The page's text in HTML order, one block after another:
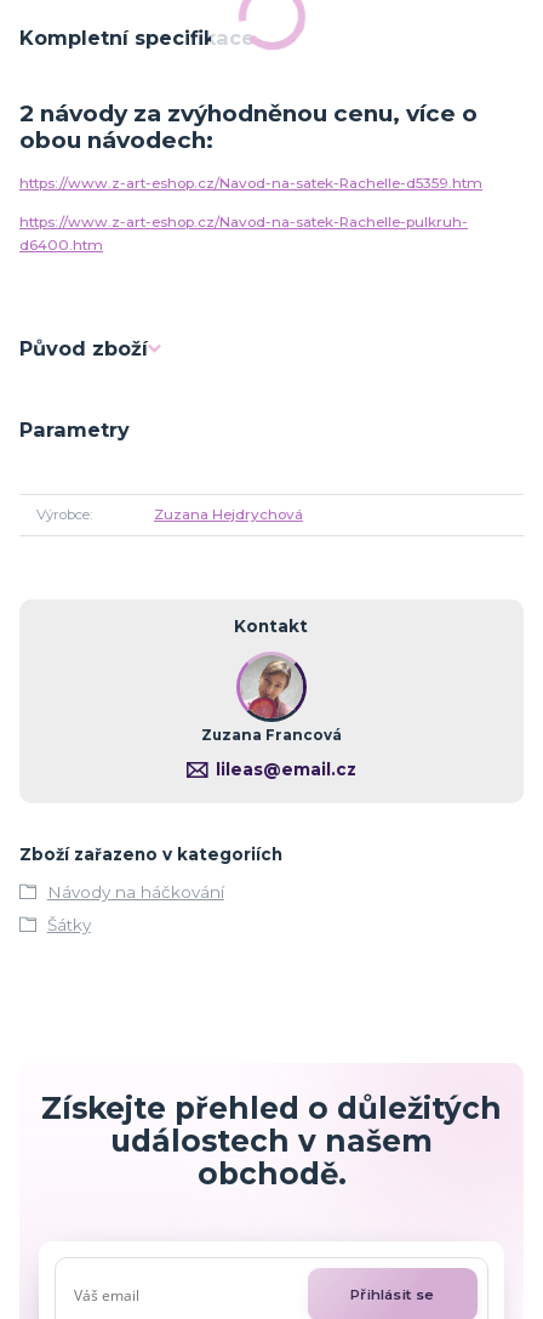
Kompletní specifikace
2 návody za zvýhodněnou cenu, více o
obou návodech:
https://www.z-art-eshop.cz/Navod-na-satek-Rachelle-d5359.htm
https://www.z-art-eshop.cz/Navod-na-satek-Rachelle-pulkruh-
d6400.htm
Původ zboží
Parametry
Výrobce Zuzana Hejdrychová
Kontakt
Zuzana Francová
lileas@email.cz
Zboží zařazeno v kategoriích
Návody na háčkování
Šátky
Získejte přehled o důležitých
událostech v našem
obchodě.
Přihlásit se